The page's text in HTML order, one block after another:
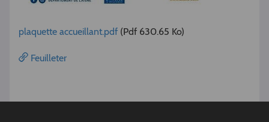
plaquette accueillant.pdf (Pdf 630.65 Ko)
Feuilleter